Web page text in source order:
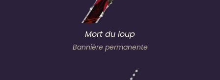
Mort du loup
Bannière permanente